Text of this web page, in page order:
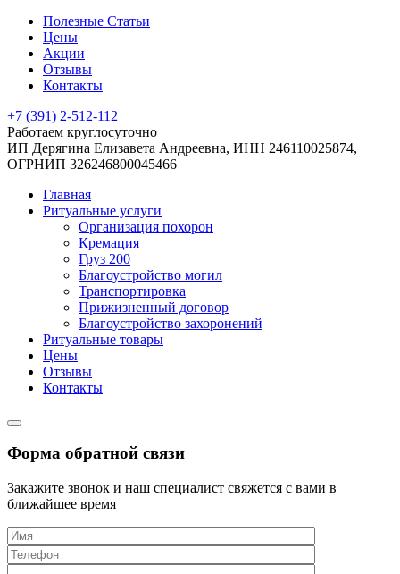
Полезные Статьи
Цены
Акции
Отзывы
Контакты
+7 (391) 2-512-112
Работаем круглосуточно
ИП Дерягина Елизавета Андреевна, ИНН 246110025874,
ОГРНИП 326246800045466
Главная
Ритуальные услуги
Организация похорон
Кремация
Груз 200
Благоустройство могил
Транспортировка
Прижизненный договор
Благоустройство захоронений
Ритуальные товары
Цены
Отзывы
Контакты
Форма обратной связи
Закажите звонок и наш специалист свяжется с вами в
ближайшее время